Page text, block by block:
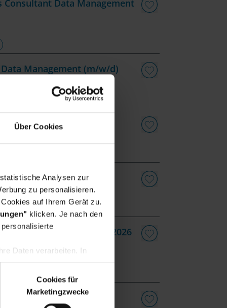
Über Cookies
Analysen zur
zu personalisieren.
auf Ihrem Gerät zu.
klicken. Je nach den
Daten verarbeiten. In
Cookies für
Marketingzwecke
Consultant Data Management
Management (m/w/d)
& Data (m/w/d)
(m/w/d)
Trainee
Engineering im Oktober 2026